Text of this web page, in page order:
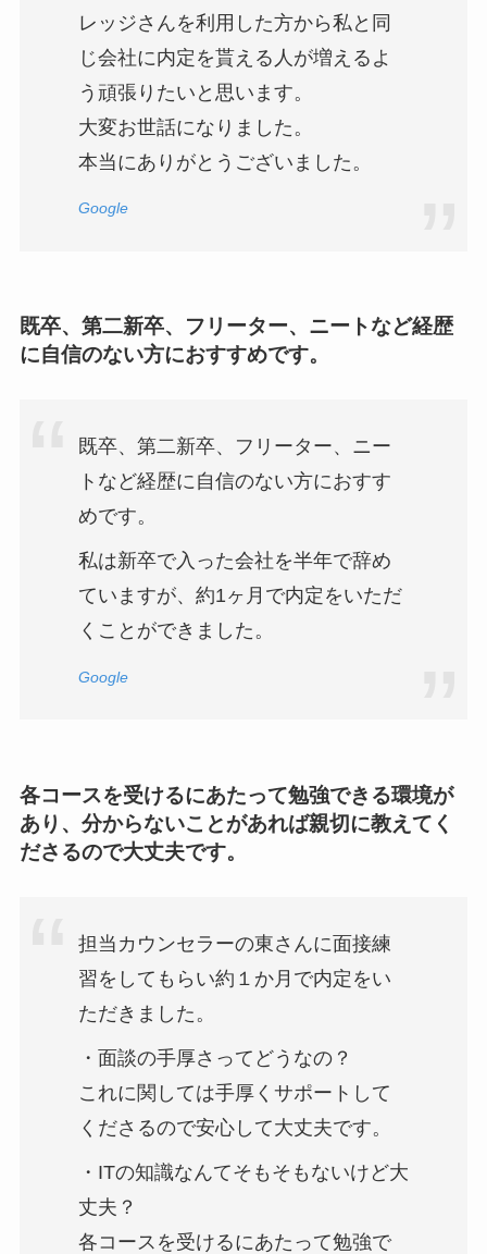
レッジさんを利用した方から私と同
じ会社に内定を貰える人が増えるよ
う頑張りたいと思います。
大変お世話になりました。
本当にありがとうございました。
Google
既卒、第二新卒、フリーター、ニートなど経歴
に自信のない方におすすめです。
既卒、第二新卒、フリーター、ニー
トなど経歴に自信のない方におすす
めです。
私は新卒で入った会社を半年で辞め
ていますが、約1ヶ月で内定をいただ
くことができました。
Google
各コースを受けるにあたって勉強できる環境が
あり、分からないことがあれば親切に教えてく
ださるので大丈夫です。
担当カウンセラーの東さんに面接練
習をしてもらい約１か月で内定をい
ただきました。
・面談の手厚さってどうなの？
これに関しては手厚くサポートして
くださるので安心して大丈夫です。
・ITの知識なんてそもそもないけど大
丈夫？
各コースを受けるにあたって勉強で